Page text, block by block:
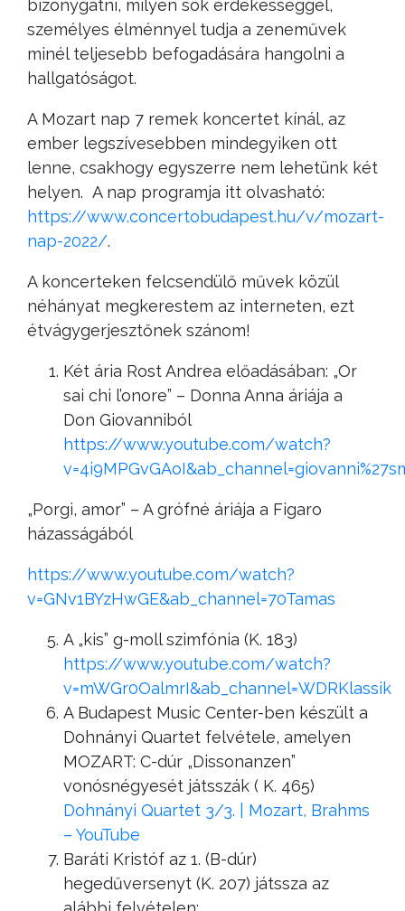
bizonygatni, milyen sok érdekességgel,
személyes élménnyel tudja a zeneművek
minél teljesebb befogadására hangolni a
hallgatóságot.
A Mozart nap 7 remek koncertet kínál, az
ember legszívesebben mindegyiken ott
lenne, csakhogy egyszerre nem lehetünk két
helyen. A nap programja itt olvasható:
https://www.concertobudapest.hu/v/mozart-
nap-2022/.
A koncerteken felcsendülő művek közül
néhányat megkerestem az interneten, ezt
étvágygerjesztőnek szánom!
Két ária Rost Andrea előadásában: „Or
sai chi l’onore” – Donna Anna áriája a
Don Giovanniból
https://www.youtube.com/watch?
„Porgi, amor” – A grófné áriája a Figaro
házasságából
https://www.youtube.com/watch?
v=GNv1BYzHwGE&ab_channel=70Tamas
A „kis” g-moll szimfónia (K. 183)
https://www.youtube.com/watch?
v=mWGr0OalmrI&ab_channel=WDRKlassik
A Budapest Music Center-ben készült a
Dohnányi Quartet felvétele, amelyen
MOZART: C-dúr „Dissonanzen”
vonósnégyesét játsszák ( K. 465)
Dohnányi Quartet 3/3. | Mozart, Brahms
– YouTube
Baráti Kristóf az 1. (B-dúr)
hegedűversenyt (K. 207) játssza az